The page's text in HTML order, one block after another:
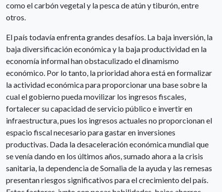
como el carbón vegetal y la pesca de atún y tiburón, entre
otros.
El país todavía enfrenta grandes desafíos. La baja inversión, la
baja diversificación económica y la baja productividad en la
economía informal han obstaculizado el dinamismo
económico. Por lo tanto, la prioridad ahora está en formalizar
la actividad económica para proporcionar una base sobre la
cual el gobierno pueda movilizar los ingresos fiscales,
fortalecer su capacidad de servicio público e invertir en
infraestructura, pues los ingresos actuales no proporcionan el
espacio fiscal necesario para gastar en inversiones
productivas. Dada la desaceleración económica mundial que
se venía dando en los últimos años, sumado ahora a la crisis
sanitaria, la dependencia de Somalia de la ayuda y las remesas
presentan riesgos significativos para el crecimiento del país.